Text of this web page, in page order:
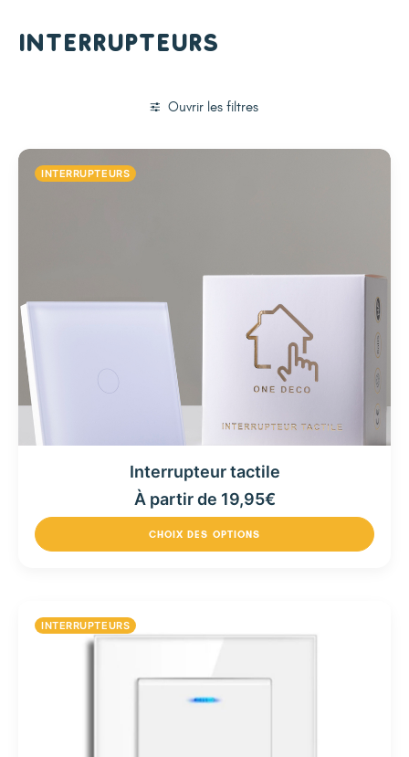
Interrupteurs
Ouvrir les filtres
INTERRUPTEURS
Interrupteur tactile
À partir de 19,95€
CHOIX DES OPTIONS
INTERRUPTEURS